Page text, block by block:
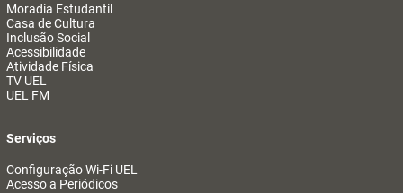
Moradia Estudantil
Casa de Cultura
Inclusão Social
Acessibilidade
Atividade Física
TV UEL
UEL FM
Serviços
Configuração Wi-Fi UEL
Acesso a Periódicos